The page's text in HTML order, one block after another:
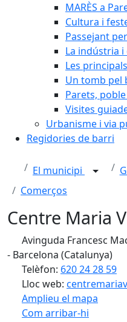
MARÈS a
Cultura i
Passejant
La indústria i
Les
Un tomb pel
Parets,
Visites
Urbanisme i via
Regidories de barri
El municipi
Comerços
Centre Maria
Avinguda Francesc
- Barcelona (Catalunya)
Telèfon: 620 24 28 59
Lloc web:
Amplieu el mapa
Com arribar-hi